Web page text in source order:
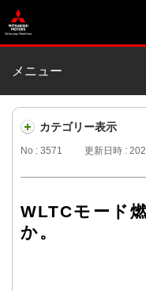
メニュー
カテゴリー表示
No : 3571 更新日時 :
WLTCモード
か。